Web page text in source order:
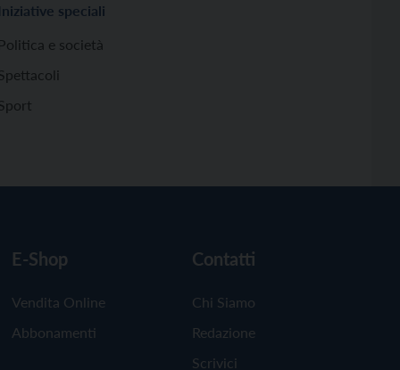
Iniziative speciali
Politica e società
E-Shop
Vendita Online
Abbonamenti
Contatti
Chi Siamo
Redazione
Scrivici